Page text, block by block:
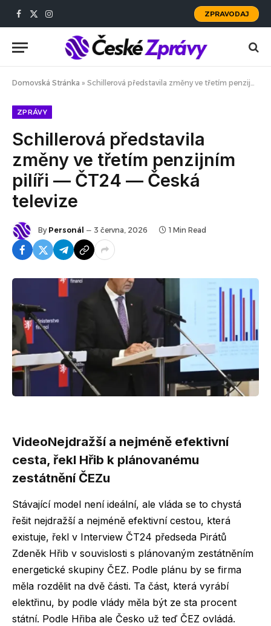
Facebook
X
Instagram
ZPRAVODAJ
Domovská Stránka » Schillerová představila změny ve třetím penzijním pilíři — ČT24 — Česká televize
ZPRÁVY
Schillerová představila
změny ve třetím penzijním
pilíři — ČT24 — Česká
televize
By Personál 3 června, 2026 1 Min Read
VideoNejdražší a nejméně efektivní
cesta, řekl Hřib k plánovanému
zestátnění ČEZu
Stávající model není ideální, ale vláda se to chystá
řešit nejdražší a nejméně efektivní cestou, která
existuje, řekl v Interview ČT24 předseda Pirátů
Zdeněk Hřib v souvislosti s plánovaným zestátněním
energetické skupiny ČEZ. Podle plánu by se firma
měla rozdělit na dvě části. Ta část, která vyrábí
elektřinu, by podle vlády měla být ze sta procent
státní. Podle Hřiba ale Česko už teď ČEZ ovládá.